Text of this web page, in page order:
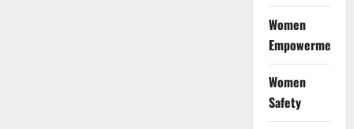
Women
Empowerment
Women
Safety